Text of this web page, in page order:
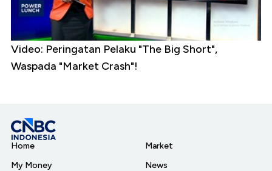
Video: Peringatan Pelaku "The Big Short",
Waspada "Market Crash"!
Home
My Money
Market
News